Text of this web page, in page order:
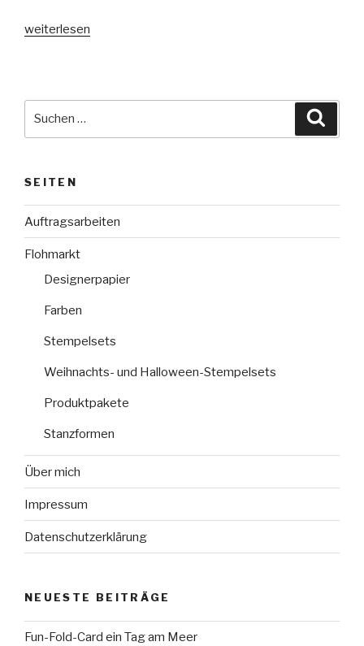
„Kreativ-
weiterlesen
SEITEN
Auftragsarbeiten
Flohmarkt
Designerpapier
Farben
Stempelsets
Weihnachts- und Halloween-Stempelsets
Produktpakete
Stanzformen
Über mich
Impressum
Datenschutzerklärung
NEUESTE BEITRÄGE
Fun-Fold-Card ein Tag am Meer